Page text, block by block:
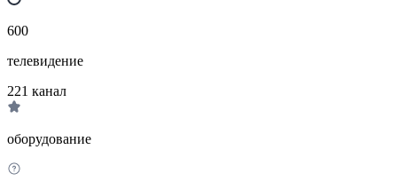
600
телевидение
221 канал
оборудование